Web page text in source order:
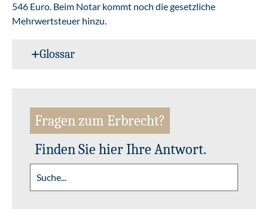
546 Euro. Beim Notar kommt noch die gesetzliche
Mehrwertsteuer hinzu.
Glossar
Fragen zum Erbrecht?
Finden Sie hier Ihre Antwort.